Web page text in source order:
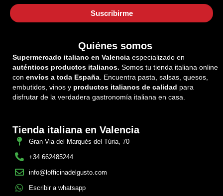
Quiénes somos
Supermercado italiano en Valencia especializado en
auténticos productos italianos. Somos tu tienda italiana online
con envíos a toda España . Encuentra pasta, salsas, quesos,
embutidos, vinos y productos italianos de calidad para
disfrutar de la verdadera gastronomía italiana en casa.
Tienda italiana en Valencia
Gran Via del Marqués del Túria, 70
+34 662485244
info@lofficinadelgusto.com
Escribir a whatsapp